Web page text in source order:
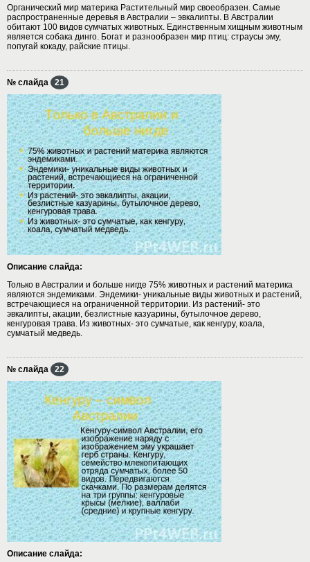
Органический мир материка Растительный мир своеобразен. Самые
распространенные деревья в Австралии – эвкалипты. В Австралии
обитают 100 видов сумчатых животных. Единственным хищным животным
является собака динго. Богат и разнообразен мир птиц: страусы эму,
попугай кокаду, райские птицы.
№ слайда 21
Описание слайда:
Только в Австралии и больше нигде 75% животных и растений материка
являются эндемиками. Эндемики- уникальные виды животных и растений,
встречающиеся на ограниченной территории. Из растений- это
эвкалипты, акации, безлистные казуарины, бутылочное дерево,
кенгуровая трава. Из животных- это сумчатые, как кенгуру, коала,
сумчатый медведь.
№ слайда 22
Описание слайда: